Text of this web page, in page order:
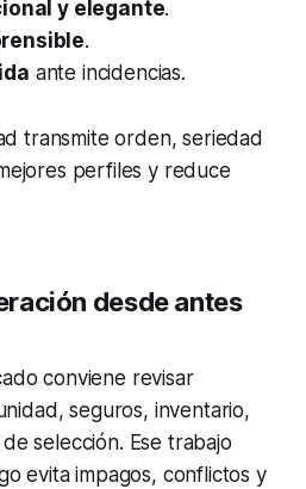
y elegante.
.
ante incidencias.
transmite orden, seriedad
perfiles y reduce
desde antes
conviene revisar
seguros, inventario,
selección. Ese trabajo
evita impagos, conflictos y